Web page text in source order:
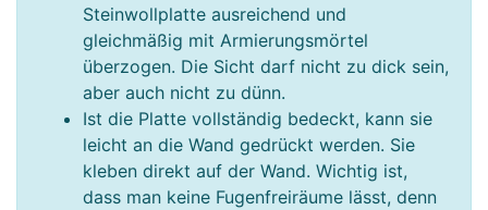
Steinwollplatte ausreichend und
gleichmäßig mit Armierungsmörtel
überzogen. Die Sicht darf nicht zu dick sein,
aber auch nicht zu dünn.
Ist die Platte vollständig bedeckt, kann sie
leicht an die Wand gedrückt werden. Sie
kleben direkt auf der Wand. Wichtig ist,
dass man keine Fugenfreiräume lässt, denn